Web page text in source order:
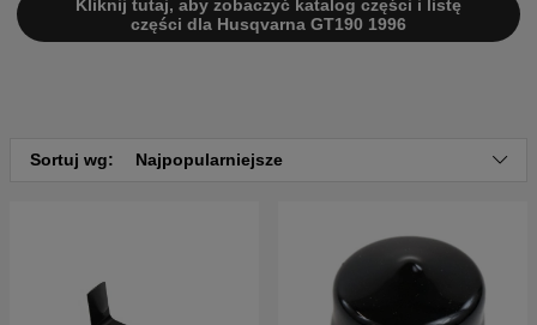
Kliknij tutaj, aby zobaczyć katalog części i listę
części dla Husqvarna GT190 1996
Sortuj wg: Najpopularniejsze